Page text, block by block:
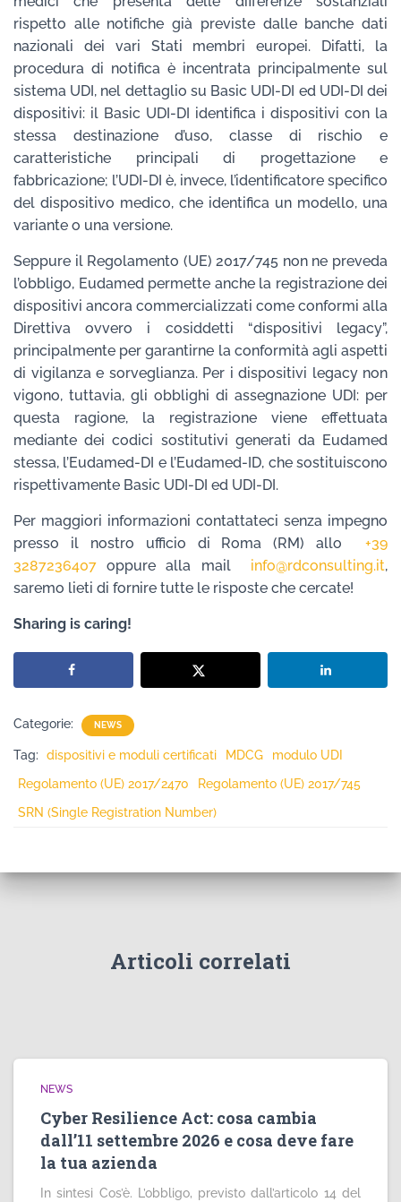
rispetto alle notifiche già previste dalle banche dati
nazionali dei vari Stati membri europei. Difatti, la
procedura di notifica è incentrata principalmente sul
sistema UDI, nel dettaglio su Basic UDI-DI ed UDI-DI dei
dispositivi: il Basic UDI-DI identifica i dispositivi con la
stessa destinazione d’uso, classe di rischio e
caratteristiche principali di progettazione e
fabbricazione; l’UDI-DI è, invece, l’identificatore specifico
del dispositivo medico, che identifica un modello, una
variante o una versione.
Seppure il Regolamento (UE) 2017/745 non ne preveda
l’obbligo, Eudamed permette anche la registrazione dei
dispositivi ancora commercializzati come conformi alla
Direttiva ovvero i cosiddetti “dispositivi legacy”,
principalmente per garantirne la conformità agli aspetti
di vigilanza e sorveglianza. Per i dispositivi legacy non
vigono, tuttavia, gli obblighi di assegnazione UDI: per
questa ragione, la registrazione viene effettuata
mediante dei codici sostitutivi generati da Eudamed
stessa, l’Eudamed-DI e l’Eudamed-ID, che sostituiscono
rispettivamente Basic UDI-DI ed UDI-DI.
Per maggiori informazioni contattateci senza impegno
presso il nostro ufficio di Roma (RM) allo +39
3287236407 oppure alla mail info@rdconsulting.it,
saremo lieti di fornire tutte le risposte che cercate!
Sharing is caring!
Categorie: NEWS
Tag: dispositivi e moduli certificati MDCG
modulo UDI
Regolamento (UE) 2017/2470
Regolamento (UE) 2017/745
SRN (Single Registration Number)
Articoli correlati
NEWS
Cyber Resilience Act: cosa cambia
dall’11 settembre 2026 e cosa deve fare
la tua azienda
In sintesi Cos’è. L’obbligo, previsto dall’articolo 14 del